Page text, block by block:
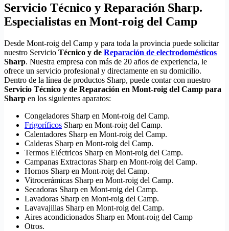
Servicio Técnico y Reparación Sharp.
Especialistas en Mont-roig del Camp
Desde Mont-roig del Camp y para toda la provincia puede solicitar
nuestro Servicio Técnico y de Reparación de electrodomésticos
Sharp. Nuestra empresa con más de 20 años de experiencia, le
ofrece un servicio profesional y directamente en su domicilio.
Dentro de la línea de productos Sharp, puede contar con nuestro
Servicio Técnico y de Reparación en Mont-roig del Camp para
Sharp en los siguientes aparatos:
Congeladores Sharp en Mont-roig del Camp.
Frigoríficos Sharp en Mont-roig del Camp.
Calentadores Sharp en Mont-roig del Camp.
Calderas Sharp en Mont-roig del Camp.
Termos Eléctricos Sharp en Mont-roig del Camp.
Campanas Extractoras Sharp en Mont-roig del Camp.
Hornos Sharp en Mont-roig del Camp.
Vitrocerámicas Sharp en Mont-roig del Camp.
Secadoras Sharp en Mont-roig del Camp.
Lavadoras Sharp en Mont-roig del Camp.
Lavavajillas Sharp en Mont-roig del Camp.
Aires acondicionados Sharp en Mont-roig del Camp
Otros.